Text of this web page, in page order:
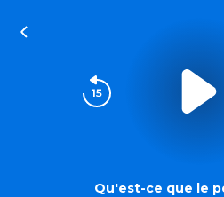
Qu'est-ce que le